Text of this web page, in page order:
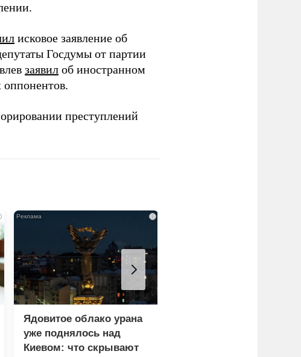
исковое заявление об
Госдумы от партии
заявил об иностранном
преступлений
i
Ядовитое облако урана
уже поднялось над
Киевом: что скрывают